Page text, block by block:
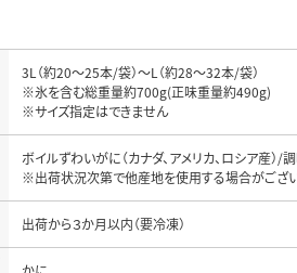
3L（約20～25本/袋）～L（約28～32本/袋）
※氷を含む総重量約700g(正味重量約490g)
ボイルずわいがに（カナダ、アメリカ、ロシア産）/調